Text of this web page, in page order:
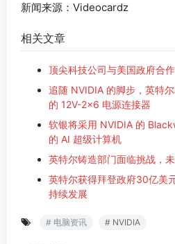
新闻来源：Videocardz
相关文章
顶尖科技公司与美国政府合
追随 NVIDIA 的脚步，英特
的 12V-2×6 电源连接器
软银将采用 NVIDIA 的
的 AI 超级计算机
英特尔铸造部门面临挑战，
英特尔获得拜登政府30亿美
持续发展
# 电脑资讯 # NVIDIA